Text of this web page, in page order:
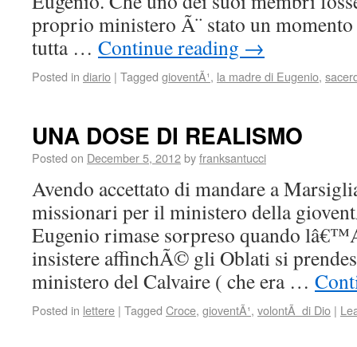
proprio ministero Ã¨ stato un
tutta … Continue reading →
Posted in diario | Tagged gioventÃ¹, la madre di Eugenio,
UNA DOSE DI REALISMO
Posted on December 5, 2012byfranksantucci
Avendo accettato di mandare a
missionari per il ministero della
Eugenio rimase sorpreso quando
insistere affinchÃ© gli Oblati si
ministero del Calvaire ( che era …
Posted in lettere | Tagged Croce, gioventÃ¹, volontÃ di Dio |